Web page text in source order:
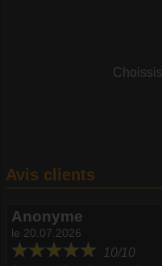
Avis clients
Anonyme
le 20.07.2026
10/10